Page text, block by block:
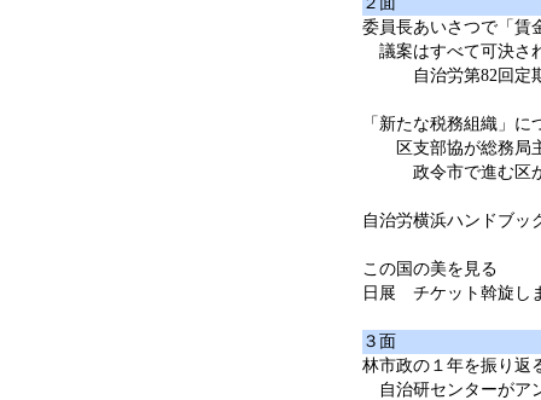
委員長あいさつで「賃
議案はすべて可決さ
自治労第82回定
「新たな税務組織」に
区支部協が総務局
政令市で進む区か
自治労横浜ハンドブッ
この国の美を見る
日展 チケット斡旋し
３面
林市政の１年を振り返
自治研センターがア